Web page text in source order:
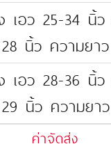
เอว 25-34 นิ้
นิ้ว ความยา
เอว 28-36 นิ้
นิ้ว ความยา
ค่าจัดส่ง